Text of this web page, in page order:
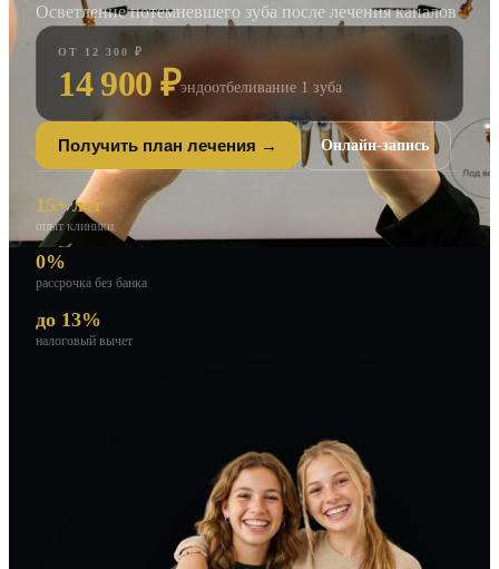
Осветление потемневшего зуба после лечения каналов
ОТ 12 300 ₽
14 900 ₽эндоотбеливание 1 зуба
Получить план лечения → Онлайн-запись
15+ лет
опыт клиники
0%
рассрочка без банка
до 13%
налоговый вычет